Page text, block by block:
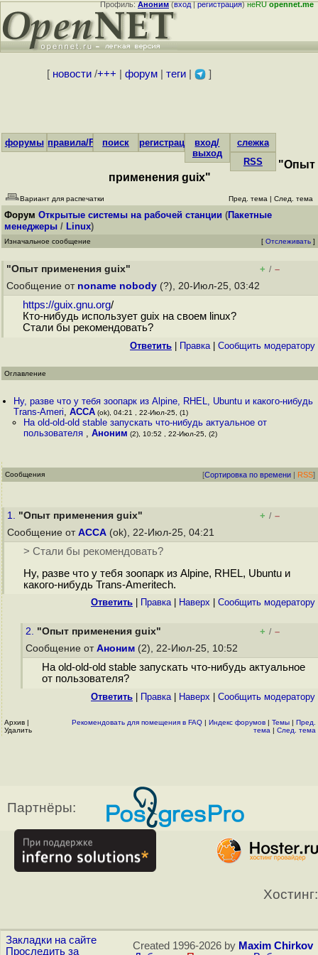
Профиль:Аноним(вход|регистрация)неRUopennet.me
[ новости/+++ форум| теги| ]
форумы правила/FAQпоиск регистрациявход/
выход
слежка
RSS
"Опыт
применения guix"
Вариант для распечатки Пред. тема | След. тема
Форум Открытые системы на рабочей станции (Пакетные
менеджеры / Linux)
Изначальное сообщение [ Отслеживать ]
"Опыт применения guix" + / –
Сообщение от noname nobody (?), 20-Июл-25, 03:42
https://guix.gnu.org/
Кто-нибудь использует guix на своем linux?
Стали бы рекомендовать?
Ответить Правка| Cообщить модератору
Оглавление
Ну, разве что у тебя зоопарк из Alpine, RHEL, Ubuntu и какого-нибудь
Trans-Ameri,ACCA (ok), 04:21 , 22-Июл-25, (1)
На old-old-old stable запускать что-нибудь актуальное от
пользователя , Аноним (2), 10:52 , 22-Июл-25, (2)
Сообщения [Сортировка по времени | RSS]
1. "Опыт применения guix" + / –
Сообщение от ACCA (ok), 22-Июл-25, 04:21
> Стали бы рекомендовать?
Ну, разве что у тебя зоопарк из Alpine, RHEL, Ubuntu и
какого-нибудь Trans-Ameritech.
Ответить Правка| Наверх Cообщить модератору
2. "Опыт применения guix" + / –
Сообщение от Аноним (2), 22-Июл-25, 10:52
На old-old-old stable запускать что-нибудь актуальное
от пользователя?
Ответить Правка| Наверх Cообщить модератору
Архив |
Удалить
Рекомендовать для помещения в FAQ | Индекс форумов | Темы | Пред.
тема | След. тема
Партнёры:
Хостинг:
Закладки на сайте
Проследить за
Created 1996-2026 by Maxim Chirkov